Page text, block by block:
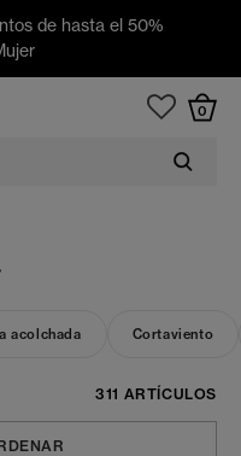
de hasta el 50%
0
acolchada Cortaviento
311 ARTÍCULOS